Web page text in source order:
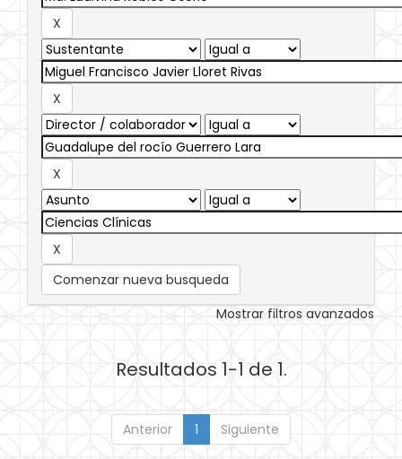
Comenzar nueva busqueda
Mostrar filtros avanzados
Resultados 1-1 de 1.
Anterior 1 Siguiente